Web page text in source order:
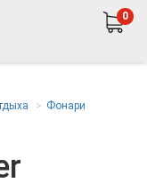
0
Фонари